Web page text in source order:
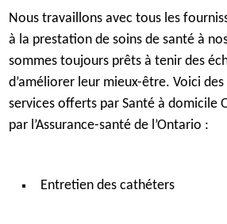
Nous travaillons avec tous les
à la prestation de soins de santé à
sommes toujours prêts à tenir des
d’améliorer leur mieux-être. Voici
services offerts par Santé à domicile
par l’Assurance-santé de l’Ontario :
Entretien des cathéters